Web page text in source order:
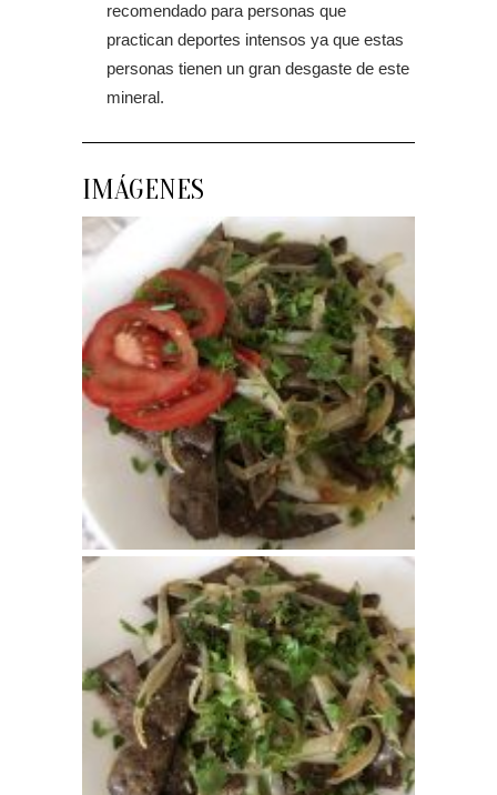
recomendado para personas que
practican deportes intensos ya que estas
personas tienen un gran desgaste de este
mineral.
IMÁGENES